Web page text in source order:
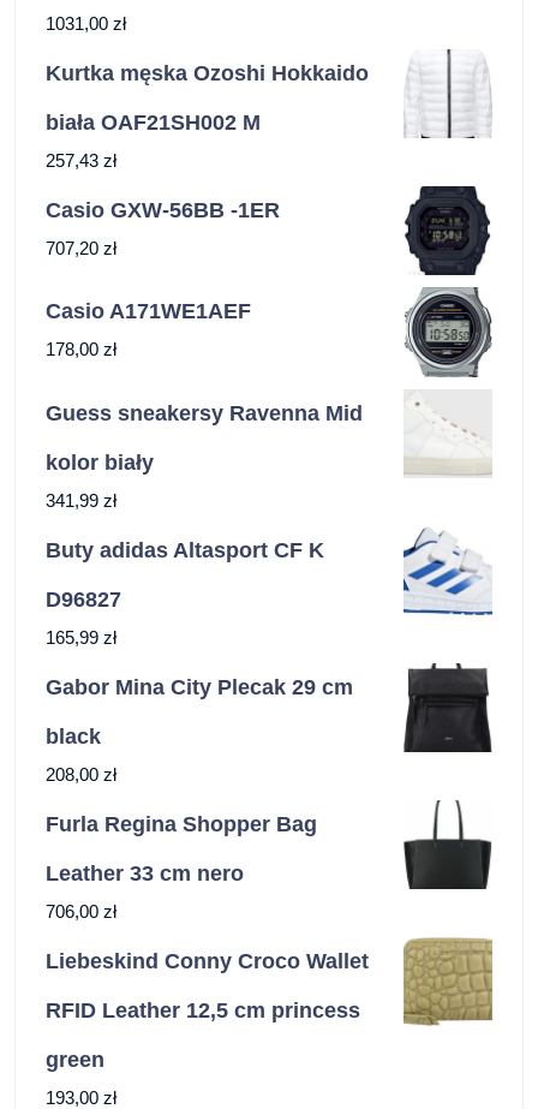
1031,00 zł
Kurtka męska Ozoshi Hokkaido
biała OAF21SH002 M
257,43 zł
Casio GXW-56BB -1ER
707,20 zł
Casio A171WE1AEF
178,00 zł
Guess sneakersy Ravenna Mid
kolor biały
341,99 zł
Buty adidas Altasport CF K
D96827
165,99 zł
Gabor Mina City Plecak 29 cm
black
208,00 zł
Furla Regina Shopper Bag
Leather 33 cm nero
706,00 zł
Liebeskind Conny Croco Wallet
RFID Leather 12,5 cm princess
green
193,00 zł